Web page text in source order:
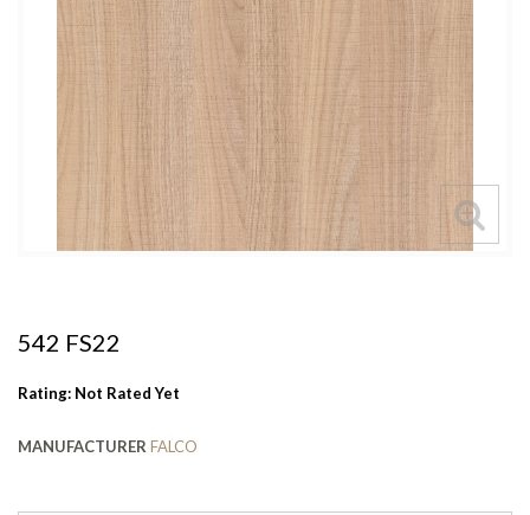
542 FS22
Rating: Not Rated Yet
MANUFACTURERFALCO